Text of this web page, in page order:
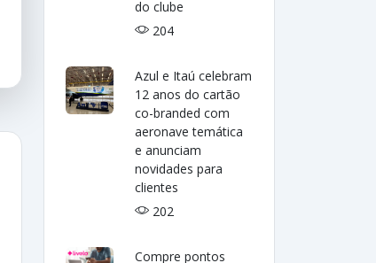
do clube
204
Azul e Itaú celebram
12 anos do cartão
co-branded com
aeronave temática
e anunciam
novidades para
clientes
202
Compre pontos